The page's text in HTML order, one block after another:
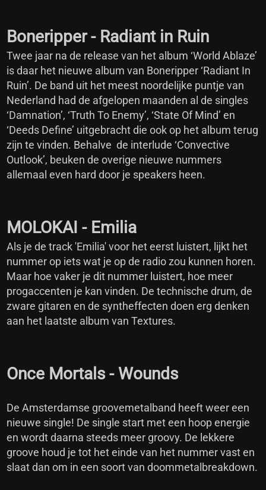
Boneripper - Radiant in Ruin
Twee jaar na de release van het album ‘World Ablaze’
is daar het nieuwe album van Boneripper ‘Radiant In
Ruin’. De band uit het meest noordelijke puntje van
Nederland had de afgelopen maanden al de singles
‘Damnation’, ‘Truth To Enemy’, ‘State Of Mind’ en
‘Deeds Define’ uitgebracht die ook op het album terug
zijn te vinden. Behalve de interlude ‘Convective
Outlook’, beuken de overige nieuwe nummers
allemaal even hard door je speakers heen.
MOLOKAI - Emilia
Als je de track 'Emilia' voor het eerst luistert, lijkt het
nummer op iets wat je op de radio zou kunnen horen.
Maar hoe vaker je dit nummer luistert, hoe meer
progaccenten je kan vinden. De technische drum, de
zware gitaren en de syntheffecten doen erg denken
aan het laatste album van Textures.
Once Mortals - Wounds
De Amsterdamse groovemetalband heeft weer een
nieuwe single! De single start met een hoop energie
en wordt daarna steeds meer groovy. De lekkere
groove houd je tot het einde van het nummer vast en
slaat dan om in een soort van doommetalbreakdown.